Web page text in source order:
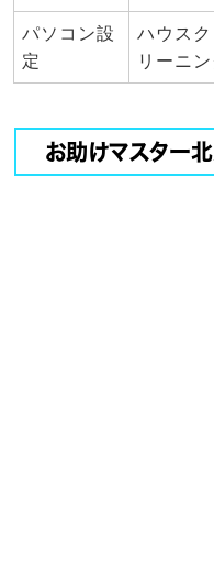
パソコン設
定
ハウスク
リーニ
お助けマスター